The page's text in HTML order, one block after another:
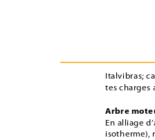
Italvibras;
tes charges
Arbre
En alliage
isotherme),